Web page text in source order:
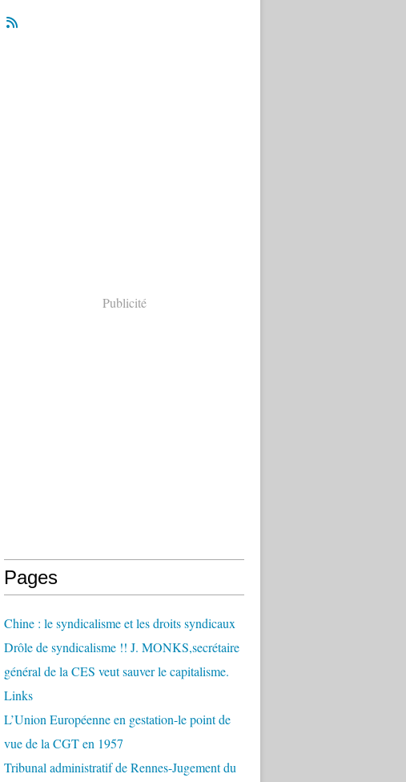
Publicité
Pages
Chine : le syndicalisme et les droits syndicaux
Drôle de syndicalisme !! J. MONKS,secrétaire
général de la CES veut sauver le capitalisme.
Links
L’Union Européenne en gestation-le point de
vue de la CGT en 1957
Tribunal administratif de Rennes-Jugement du